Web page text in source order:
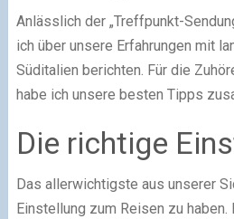
Anlässlich der „Treffpunkt-
ich über unsere Erfahrungen mit
Süditalien berichten. Für die
habe ich unsere besten Tipps
Die richtige
Das allerwichtigste aus unserer
Einstellung zum Reisen zu